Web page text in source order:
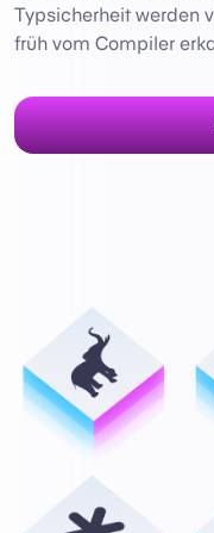
Typsicherheit werden
früh vom Compiler